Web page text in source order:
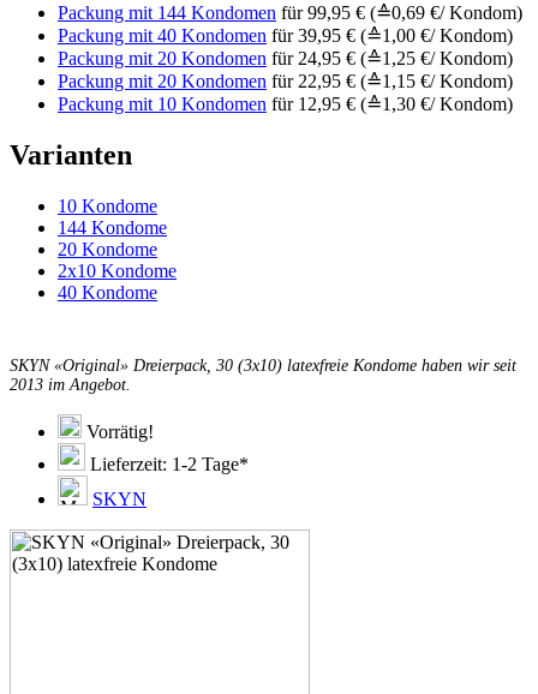
Packung mit 144 Kondomen für 99,95 € (≙0,69 €/ Kondom)
Packung mit 40 Kondomen für 39,95 € (≙1,00 €/ Kondom)
Packung mit 20 Kondomen für 24,95 € (≙1,25 €/ Kondom)
Packung mit 20 Kondomen für 22,95 € (≙1,15 €/ Kondom)
Packung mit 10 Kondomen für 12,95 € (≙1,30 €/ Kondom)
Varianten
10 Kondome
144 Kondome
20 Kondome
2x10 Kondome
40 Kondome
SKYN «Original» Dreierpack, 30 (3x10) latexfreie Kondome haben wir seit
2013 im Angebot.
Vorrätig!
Lieferzeit: 1-2 Tage*
SKYN